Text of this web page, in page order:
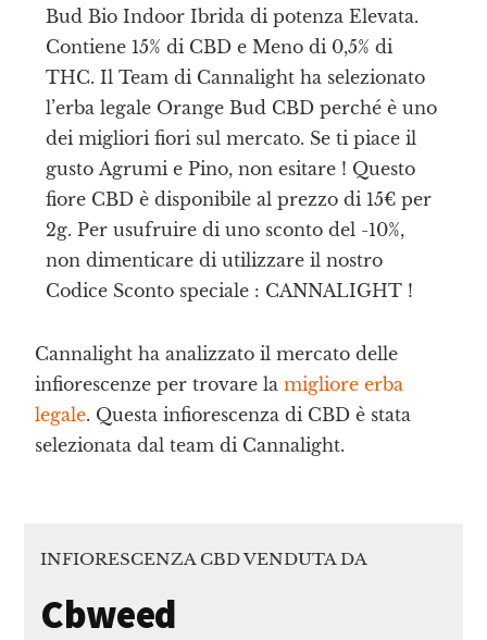
Bud Bio Indoor Ibrida di potenza Elevata.
Contiene 15% di CBD e Meno di 0,5% di
THC. Il Team di Cannalight ha selezionato
l’erba legale Orange Bud CBD perché è uno
dei migliori fiori sul mercato. Se ti piace il
gusto Agrumi e Pino, non esitare ! Questo
fiore CBD è disponibile al prezzo di 15€ per
2g. Per usufruire di uno sconto del -10%,
non dimenticare di utilizzare il nostro
Codice Sconto speciale : CANNALIGHT !
Cannalight ha analizzato il mercato delle
infiorescenze per trovare lamigliore erba
legale. Questa infiorescenza di CBD è stata
selezionata dal team di Cannalight.
INFIORESCENZA CBD VENDUTA DA
Cbweed